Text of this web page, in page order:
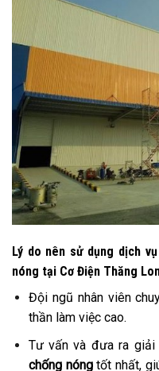
Lý do nên sử dụng dịch vụ
nóng tại Cơ Điện Thăng
Đội ngũ nhân viên
thần làm việc cao.
Tư vấn và đưa ra
chống nóngtốt nhất,